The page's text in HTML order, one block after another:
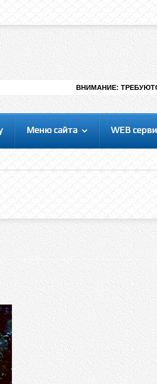
Здравствуйте уважаемыйГость. Чтобы
пользоваться данной панелью
управления, вам необходимо
авторизоваться на сайте под своим
логином, либо пройти регистрацию.
ВНИМАНИЕ: ТРЕБУЮТСЯ ЛЮДИ
Меню сайта WEB